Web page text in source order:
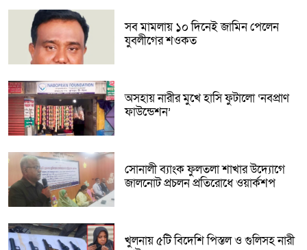
সব মামলায় ১০ দিনেই জামিন পেলেন
যুবলীগের শওকত
অসহায় নারীর মুখে হাসি ফুটালো ‘নবপ্রাণ
ফাউন্ডেশন’
সোনালী ব্যাংক ফুলতলা শাখার উদ্যোগে
জালনোট প্রচলন প্রতিরোধে ওয়ার্কশপ
খুলনায় ৫টি বিদেশি পিস্তল ও গুলিসহ নারী